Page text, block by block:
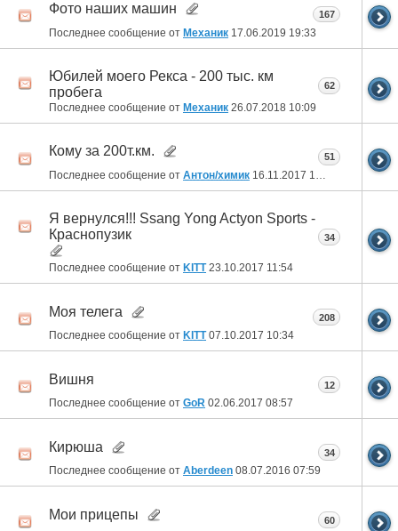
Фото наших машин
Последнее сообщение от Механик 17.06.2019 19:33
167
Юбилей моего Рекса - 200 тыс. км
пробега
Последнее сообщение от Механик 26.07.2018 10:09
62
Кому за 200т.км.
Последнее сообщение от Антон/химик 16.11.2017 13:46
51
Я вернулся!!! Ssang Yong Actyon Sports -
Краснопузик
Последнее сообщение от KITT23.10.2017 11:54
34
Моя телега
Последнее сообщение от KITT07.10.2017 10:34
208
Вишня
Последнее сообщение от GoR 02.06.2017 08:57
12
Кирюша
Последнее сообщение от Aberdeen 08.07.2016 07:59
34
Мои прицепы 60